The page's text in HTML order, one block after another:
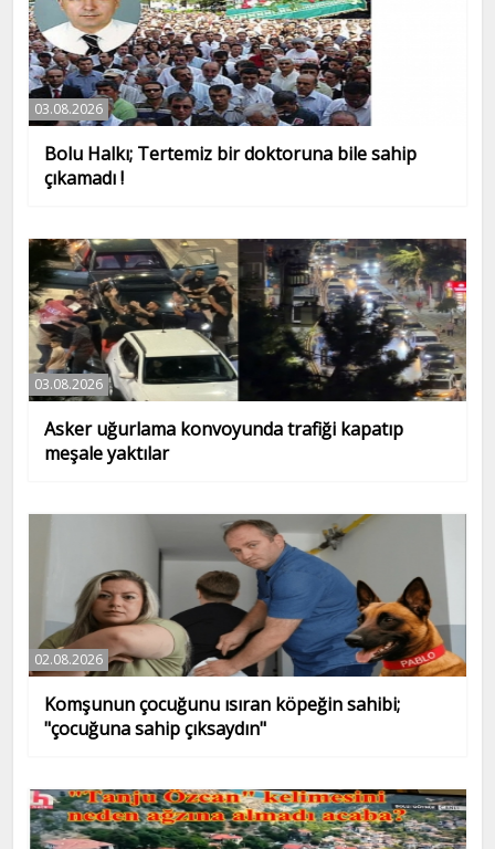
03.08.2026
Bolu Halkı; Tertemiz bir doktoruna bile sahip
çıkamadı !
03.08.2026
Asker uğurlama konvoyunda trafiği kapatıp
meşale yaktılar
02.08.2026
Komşunun çocuğunu ısıran köpeğin sahibi;
"çocuğuna sahip çıksaydın"